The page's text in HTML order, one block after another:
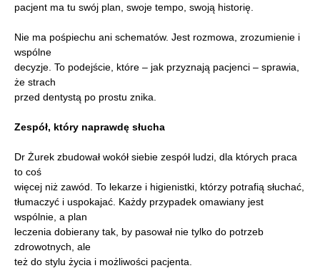
pacjent ma tu swój plan, swoje tempo, swoją historię.
Nie ma pośpiechu ani schematów. Jest rozmowa, zrozumienie i
wspólne
decyzje. To podejście, które – jak przyznają pacjenci – sprawia,
że strach
przed dentystą po prostu znika.
Zespół, który naprawdę słucha
Dr Żurek zbudował wokół siebie zespół ludzi, dla których praca
to coś
więcej niż zawód. To lekarze i higienistki, którzy potrafią słuchać,
tłumaczyć i uspokajać. Każdy przypadek omawiany jest
wspólnie, a plan
leczenia dobierany tak, by pasował nie tylko do potrzeb
zdrowotnych, ale
też do stylu życia i możliwości pacjenta.